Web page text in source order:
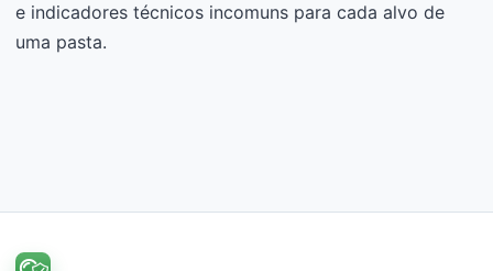
e indicadores técnicos incomuns para cada alvo de
uma pasta.